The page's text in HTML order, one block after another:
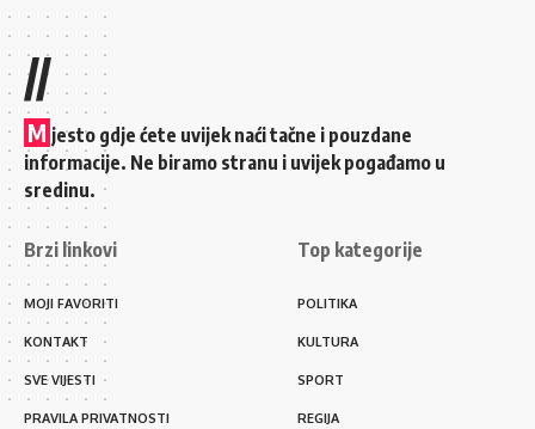
//
M jesto gdje ćete uvijek naći tačne i pouzdane
informacije. Ne biramo stranu i uvijek pogađamo u
sredinu.
Brzi linkovi
MOJI FAVORITI
KONTAKT
SVE VIJESTI
PRAVILA PRIVATNOSTI
Top kategorije
POLITIKA
KULTURA
SPORT
REGIJA